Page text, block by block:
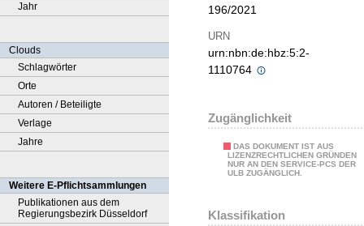
Jahr
Clouds
Schlagwörter
Orte
Autoren / Beteiligte
Verlage
Jahre
Weitere E-Pflichtsammlungen
Publikationen aus dem
Regierungsbezirk Düsseldorf
196/2021
URN
urn:nbn:de:hbz:5:2-
1110764
Zugänglichkeit
DAS DOKUMENT IST AUS
LIZENZRECHTLICHEN GRÜNDEN
NUR AN DEN SERVICE-PCS DER
ULB ZUGÄNGLICH.
Klassifikation